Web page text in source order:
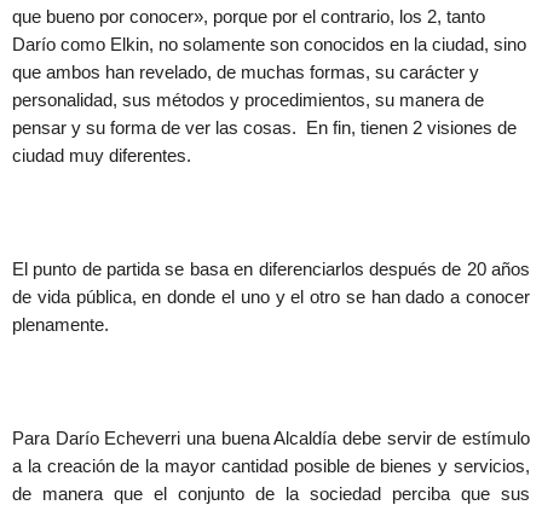
que bueno por conocer», porque por el contrario, los 2, tanto
Darío como Elkin, no solamente son conocidos en la ciudad, sino
que ambos han revelado, de muchas formas, su carácter y
personalidad, sus métodos y procedimientos, su manera de
pensar y su forma de ver las cosas. En fin, tienen 2 visiones de
ciudad muy diferentes.
El punto de partida se basa en diferenciarlos después de 20 años
de vida pública, en donde el uno y el otro se han dado a conocer
plenamente.
Para Darío Echeverri una buena Alcaldía debe servir de estímulo
a la creación de la mayor cantidad posible de bienes y servicios,
de manera que el conjunto de la sociedad perciba que sus